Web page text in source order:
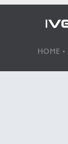
HOME •